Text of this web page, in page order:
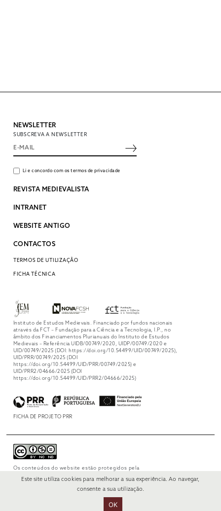
NEWSLETTER
SUBSCREVA A NEWSLETTER
Li e concordo com os termos de privacidade
REVISTA MEDIEVALISTA
INTRANET
WEBSITE ANTIGO
CONTACTOS
TERMOS DE UTILIZAÇÃO
FICHA TÉCNICA
Instituto de Estudos Medievais. Financiado por fundos nacionais
através da FCT – Fundação para a Ciência e a Tecnologia, I.P., no
âmbito dos Financiamentos Plurianuais do Instituto de Estudos
Medievais – Referência UIDB/00749/2020, UIDP/00749/2020 e
UID/00749/2025 (DOI: https://doi.org/10.54499/UID/00749/2025),
UID/PRR/00749/2025 (DOI
https://doi.org/10.54499/UID/PRR/00749/2025) e
UID/PRR2/04666/2025 (DOI
https://doi.org/10.54499/UID/PRR2/04666/2025)
FICHA DE PROJETO PRR
Os conteúdos do website estão protegidos pela
NonCommercial-NoDerivs 4.0 International.
Este site utiliza cookies para melhorar a sua experiência. Ao navegar,
consente a sua utilização.
OK